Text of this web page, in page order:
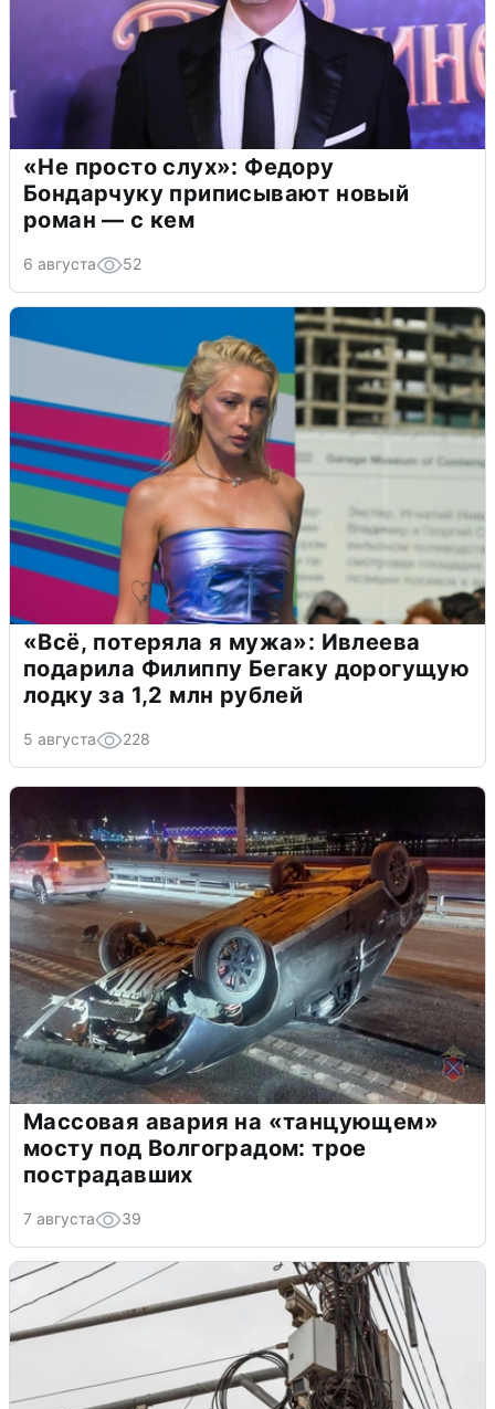
«Не просто слух»: Федору
Бондарчуку приписывают новый
роман — с кем
6 августа 52
«Всё, потеряла я мужа»: Ивлеева
подарила Филиппу Бегаку дорогущую
лодку за 1,2 млн рублей
5 августа 228
Массовая авария на «танцующем»
мосту под Волгоградом: трое
пострадавших
7 августа 39